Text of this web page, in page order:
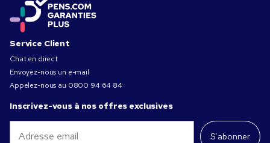
Service Client
Chat en direct
Envoyez-nous un e-mail
Appelez-nous au 0800 94 64 84
Inscrivez-vous à nos offres exclusives
S’abonner